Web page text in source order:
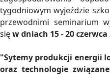
tygodniowym wyjeździe
przewodnimi seminarium
sięw dniach 15 - 20 czerwca
"Sytemy produkcji energii
oraz technologie